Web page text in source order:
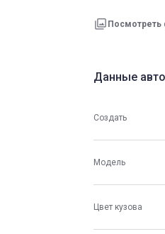
Посмотреть
Данные
Создать
Модель
Цвет кузова